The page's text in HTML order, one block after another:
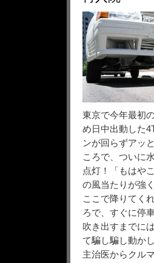
東京で今年最初
め日中出動した
ンが回らずアッ
ころで、ついに
点灯！「もはや
の風当たりが強
ここで降りてく
ろで、すぐに停
吹き出すまでに
て騙し騙し動か
主治医からクル